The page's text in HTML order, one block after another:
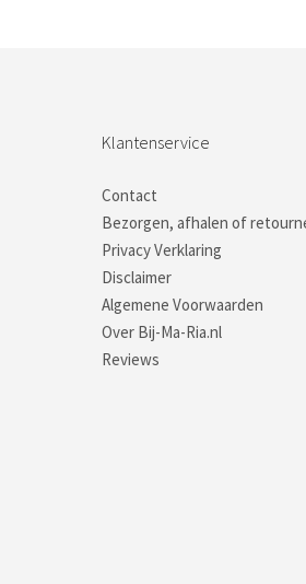
Klantenservice
Contact
Bezorgen, afhalen of
Privacy Verklaring
Disclaimer
Algemene Voorwaarden
Over Bij-Ma-Ria.nl
Reviews